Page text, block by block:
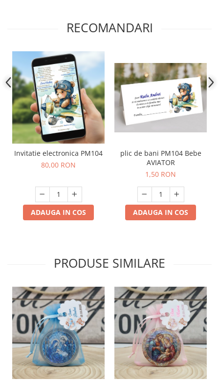
RECOMANDARI
Invitatie electronica PM104
80,00 RON
ADAUGA IN COS
plic de bani PM104 Bebe
AVIATOR
1,50 RON
ADAUGA IN COS
PRODUSE SIMILARE